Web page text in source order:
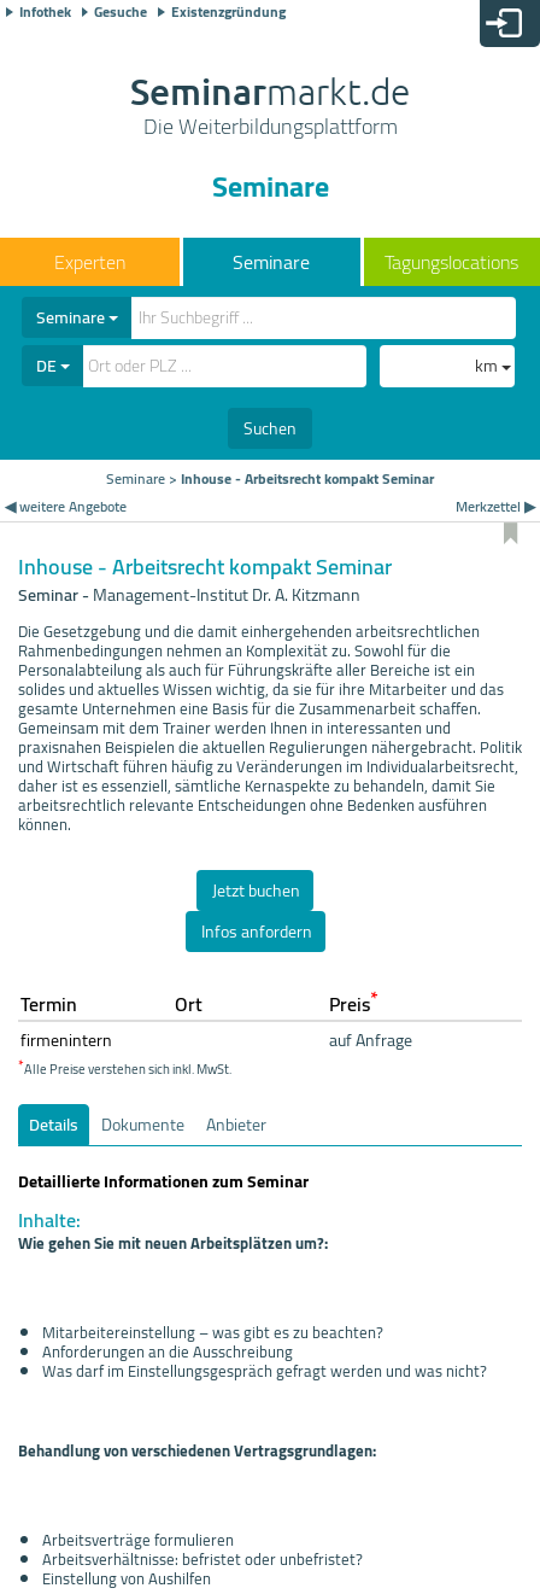
Infothek Gesuche Existenzgründung
Seminarmarkt.de
Die Weiterbildungsplattform
Seminare
Seminare Tagungslocations
Seminare
DE
km
Suchen
Seminare> Inhouse - Arbeitsrecht kompakt Seminar
◀ weitere Angebote
Merkzettel ▶
Inhouse - Arbeitsrecht kompakt Seminar
Seminar-Management-Institut Dr. A. Kitzmann
Die Gesetzgebung und die damit einhergehenden arbeitsrechtlichen
Rahmenbedingungen nehmen an Komplexität zu. Sowohl für die
Personalabteilung als auch für Führungskräfte aller Bereiche ist ein
solides und aktuelles Wissen wichtig, da sie für ihre Mitarbeiter und das
gesamte Unternehmen eine Basis für die Zusammenarbeit schaffen.
Gemeinsam mit dem Trainer werden Ihnen in interessanten und
praxisnahen Beispielen die aktuellen Regulierungen nähergebracht. Politik
und Wirtschaft führen häufig zu Veränderungen im Individualarbeitsrecht,
daher ist es essenziell, sämtliche Kernaspekte zu behandeln, damit Sie
arbeitsrechtlich relevante Entscheidungen ohne Bedenken ausführen
können.
Jetzt buchen
Infos anfordern
Termin Ort Preis*
firmenintern auf Anfrage
*Alle Preise verstehen sich inkl. MwSt.
Details Dokumente
Anbieter
Detaillierte Informationen zum Seminar
Inhalte:
Wie gehen Sie mit neuen Arbeitsplätzen um?:
Mitarbeitereinstellung – was gibt es zu beachten?
Anforderungen an die Ausschreibung
Was darf im Einstellungsgespräch gefragt werden und was nicht?
Behandlung von verschiedenen Vertragsgrundlagen:
Arbeitsverträge formulieren
Arbeitsverhältnisse: befristet oder unbefristet?
Einstellung von Aushilfen